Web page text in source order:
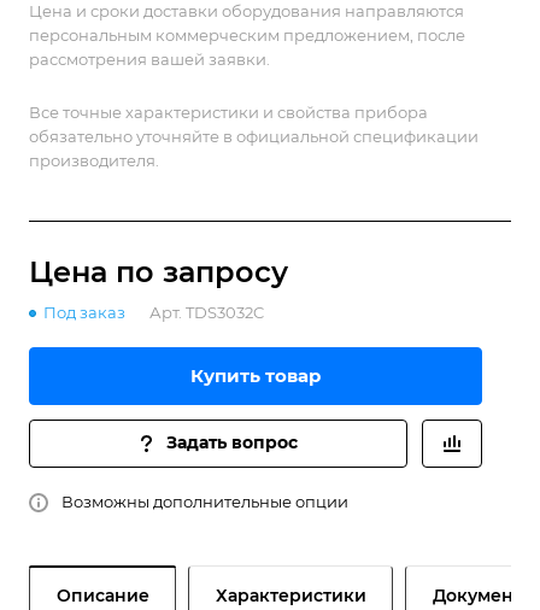
Цена и сроки доставки оборудования направляются
персональным коммерческим предложением, после
рассмотрения вашей заявки.
Все точные характеристики и свойства прибора
обязательно уточняйте в официальной спецификации
производителя.
Цена по запросу
Под заказ Арт. TDS3032C
Купить товар
Задать вопрос
Возможны дополнительные опции
Описание Характеристики Документы